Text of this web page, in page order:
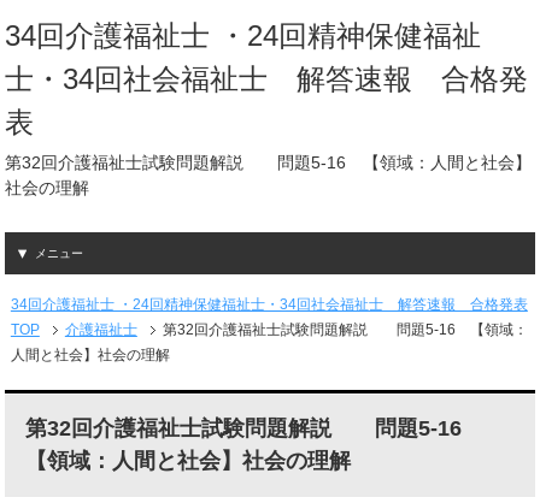
34回介護福祉士 ・24回精神保健福祉
士・34回社会福祉士 解答速報 合格発
表
第32回介護福祉士試験問題解説 問題5-16 【領域：人間と社会】
社会の理解
メニュー
34回介護福祉士 ・24回精神保健福祉士・34回社会福祉士 解答速報 合格発表
TOP
介護福祉士
第32回介護福祉士試験問題解説 問題5-16 【領域：
人間と社会】社会の理解
第32回介護福祉士試験問題解説 問題5-16
【領域：人間と社会】社会の理解